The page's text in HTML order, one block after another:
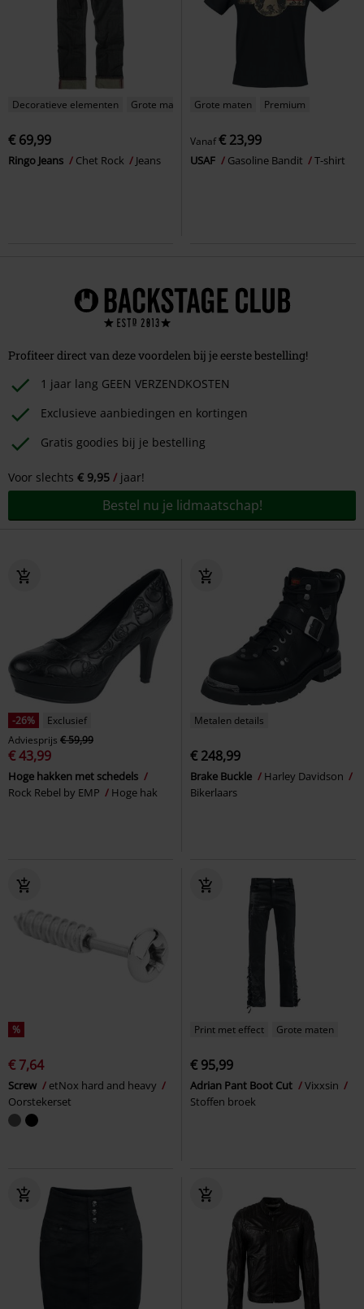
Decoratieve elementen Grote maten
€ 69,99
Ringo Jeans Chet Rock Jeans
Grote maten Premium
Vanaf€ 23,99
USAF Gasoline Bandit T-shirt
Profiteer direct van deze voordelen bij je eerste bestelling!
1 jaar lang GEEN VERZENDKOSTEN
Exclusieve aanbiedingen en kortingen
Gratis goodies bij je bestelling
Voor slechts € 9,95 jaar!
Bestel nu je lidmaatschap!
-26%
Exclusief
Adviesprijs € 59,99
€ 43,99
Hoge hakken met schedels
Rock Rebel by EMP
Hoge hak
Metalen details
€ 248,99
Brake Buckle
Harley Davidson
Bikerlaars
%
€ 7,64
Screw
etNox hard and heavy
Oorstekerset
Print met effect Grote maten
€ 95,99
Adrian Pant Boot Cut
Vixxsin
Stoffen broek